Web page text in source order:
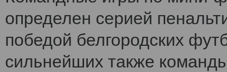
определен серией
победой белгородских
сильнейших также